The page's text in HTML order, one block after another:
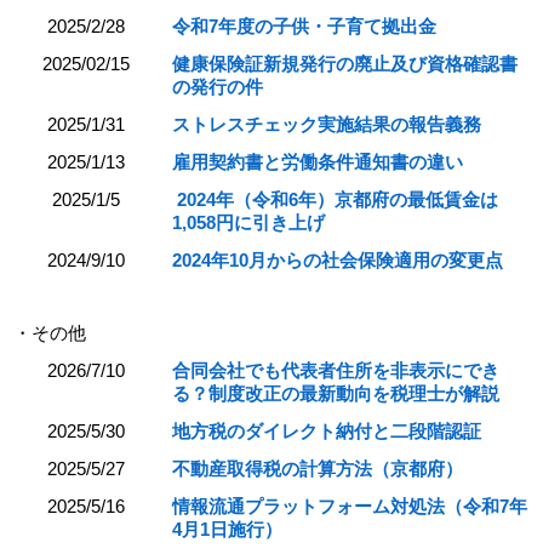
2025/2/28
令和7年度の子供・子育て拠出金
2025/02/15
健康保険証新規発行の廃止及び資格確認書
の発行の件
2025/1/31
ストレスチェック実施結果の報告義務
2025/1/13
雇用契約書と労働条件通知書の違い
2025/1/5
2024年（令和6年）京都府の最低賃金は
1,058円に引き上げ
2024/9/10
2024年10月からの社会保険適用の変更点
・その他
2026/7/10
合同会社でも代表者住所を非表示にでき
る？制度改正の最新動向を税理士が解説
2025/5/30
地方税のダイレクト納付と二段階認証
2025/5/27
不動産取得税の計算方法（京都府）
2025/5/16
情報流通プラットフォーム対処法（令和7年
4月1日施行）